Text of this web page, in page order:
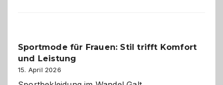
gegen
Chaos
Sportmode für Frauen: Stil trifft Komfort
und Leistung
15. April 2026